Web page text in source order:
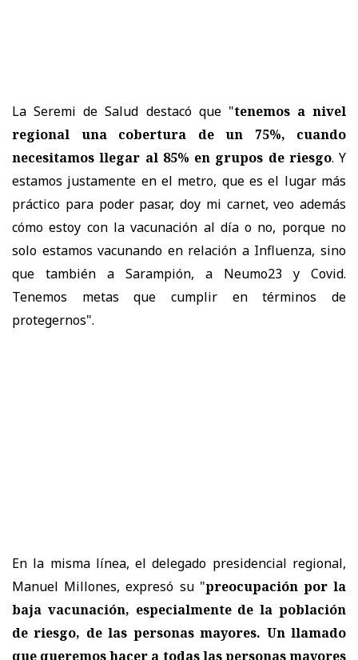
La Seremi de Salud destacó que "tenemos a nivel
regional una cobertura de un 75%, cuando
necesitamos llegar al 85% en grupos de riesgo. Y
estamos justamente en el metro, que es el lugar más
práctico para poder pasar, doy mi carnet, veo además
cómo estoy con la vacunación al día o no, porque no
solo estamos vacunando en relación a Influenza, sino
que también a Sarampión, a Neumo23 y Covid.
Tenemos metas que cumplir en términos de
protegernos".
En la misma línea, el delegado presidencial regional,
Manuel Millones, expresó su "preocupación por la
baja vacunación, especialmente de la población
de riesgo, de las personas mayores. Un llamado
que queremos hacer a todas las personas mayores